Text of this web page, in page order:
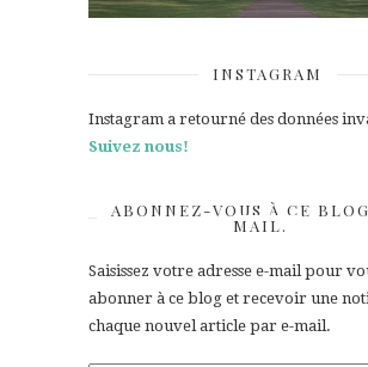
INSTAGRAM
Instagram a retourné des données
Suivez nous!
ABONNEZ-VOUS À CE
MAIL.
Saisissez votre adresse e-mail pour
abonner à ce blog et recevoir une
chaque nouvel article par e-mail.